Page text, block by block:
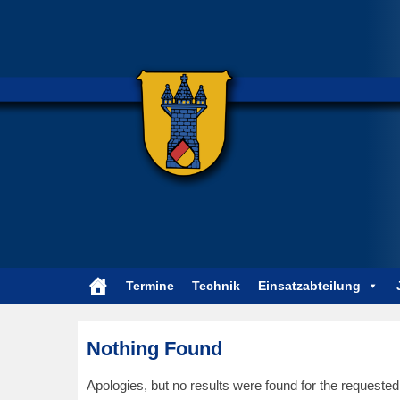
Termine Technik Einsatzabteilung
Nothing Found
Apologies, but no results were found for the